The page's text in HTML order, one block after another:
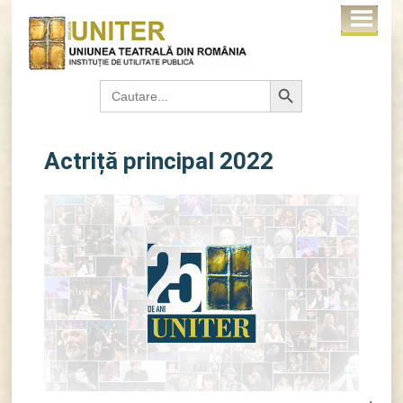
Search
for:
Search Button
Actriță principal 2022